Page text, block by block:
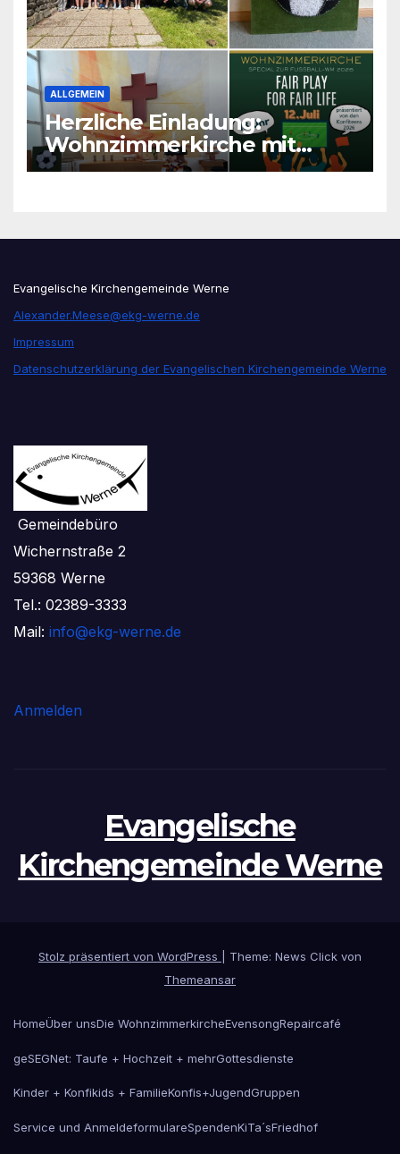
ALLGEMEIN
Herzliche Einladung:
Wohnzimmerkirche mit
unseren Konfis
Evangelische Kirchengemeinde Werne
Alexander.Meese@ekg-werne.de
Impressum
Datenschutzerklärung der Evangelischen Kirchengemeinde Werne
Gemeindebüro
Wichernstraße 2
59368 Werne
Tel.: 02389-3333
Mail: info@ekg-werne.de
Anmelden
Evangelische
Kirchengemeinde Werne
Stolz präsentiert von WordPress
Theme: News Click von
Themeansar
HomeÜber unsDie WohnzimmerkircheEvensongRepaircafé
geSEGNet: Taufe + Hochzeit + mehrGottesdienste
Kinder + Konfikids + FamilieKonfis+JugendGruppen
Service und AnmeldeformulareSpendenKiTa´sFriedhof